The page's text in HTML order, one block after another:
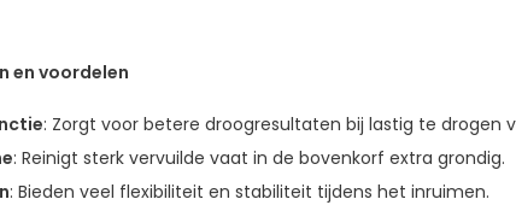
en voordelen
: Zorgt voor betere droogresultaten bij lastig te drogen
: Reinigt sterk vervuilde vaat in de bovenkorf extra grondig.
: Bieden veel flexibiliteit en stabiliteit tijdens het inruimen.